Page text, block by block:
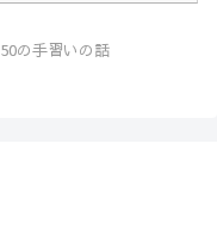
50の手習いの話